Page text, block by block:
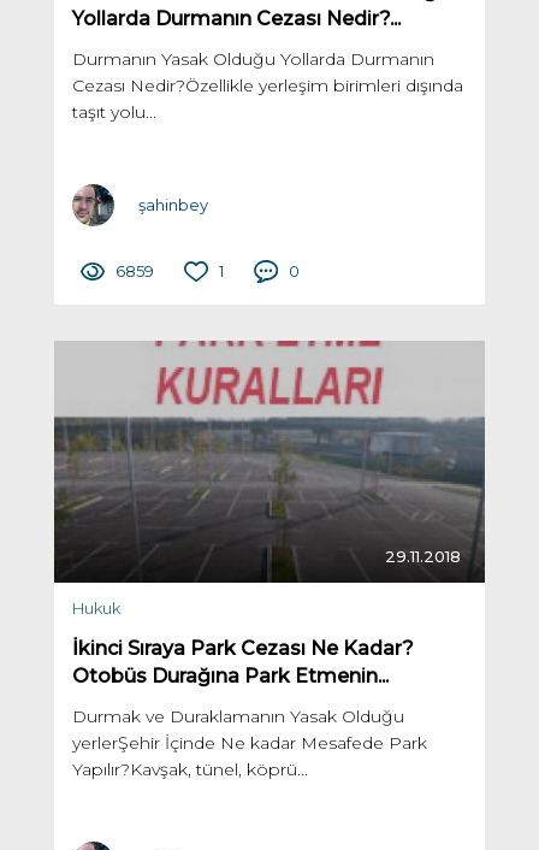
Yollarda Durmanın Cezası Nedir?...
Durmanın Yasak Olduğu Yollarda Durmanın
Cezası Nedir?Özellikle yerleşim birimleri dışında
taşıt yolu...
şahinbey
6859 1 0
29.11.2018
Hukuk
İkinci Sıraya Park Cezası Ne Kadar?
Otobüs Durağına Park Etmenin...
Durmak ve Duraklamanın Yasak Olduğu
yerlerŞehir İçinde Ne kadar Mesafede Park
Yapılır?Kavşak, tünel, köprü...